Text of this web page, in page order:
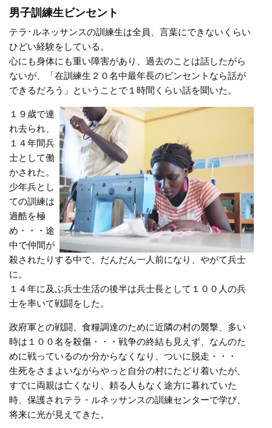
男子訓練生ビンセント
テラ･ルネッサンスの訓練生は全員、言葉にできないくらい
ひどい経験をしている。
心にも身体にも重い障害があり、過去のことは話したがら
ないが、「在訓練生２０名中最年長のビンセントなら話が
できるだろう」ということで１時間くらい話を聞いた。
１９歳で連
れ去られ、
１４年間兵
士として働
かされた。
少年兵とし
ての訓練は
過酷を極
め・・・途
中で仲間が
殺されたりする中で、だんだん一人前になり、やがて兵士
に。
１４年に及ぶ兵士生活の後半は兵士長として１００人の兵
士を率いて戦闘をした。
政府軍との戦闘、食糧調達のために近隣の村の襲撃、多い
時は１００名を殺傷・・・戦争の終結も見えず、なんのた
めに戦っているのか分からなくなり、ついに脱走・・・
生死をさまよいながらやっと自分の村にたどり着いたが、
すでに両親は亡くなり、頼る人もなく途方に暮れていた
時、保護されテラ・ルネッサンスの訓練センターで学び、
将来に光が見えてきた。